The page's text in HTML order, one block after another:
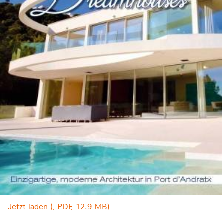
Jetzt laden (, PDF, 12.9 MB)